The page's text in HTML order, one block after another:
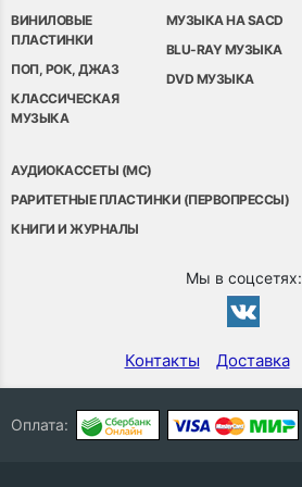
ВИНИЛОВЫЕ
ПЛАСТИНКИ
ПОП, РОК, ДЖАЗ
КЛАССИЧЕСКАЯ
МУЗЫКА
МУЗЫКА НА SACD
BLU-RAY МУЗЫКА
DVD МУЗЫКА
АУДИОКАССЕТЫ (MC)
РАРИТЕТНЫЕ ПЛАСТИНКИ (ПЕРВОПРЕССЫ)
КНИГИ И ЖУРНАЛЫ
Мы в соцсетях:
Контакты Доставка
Оплата: